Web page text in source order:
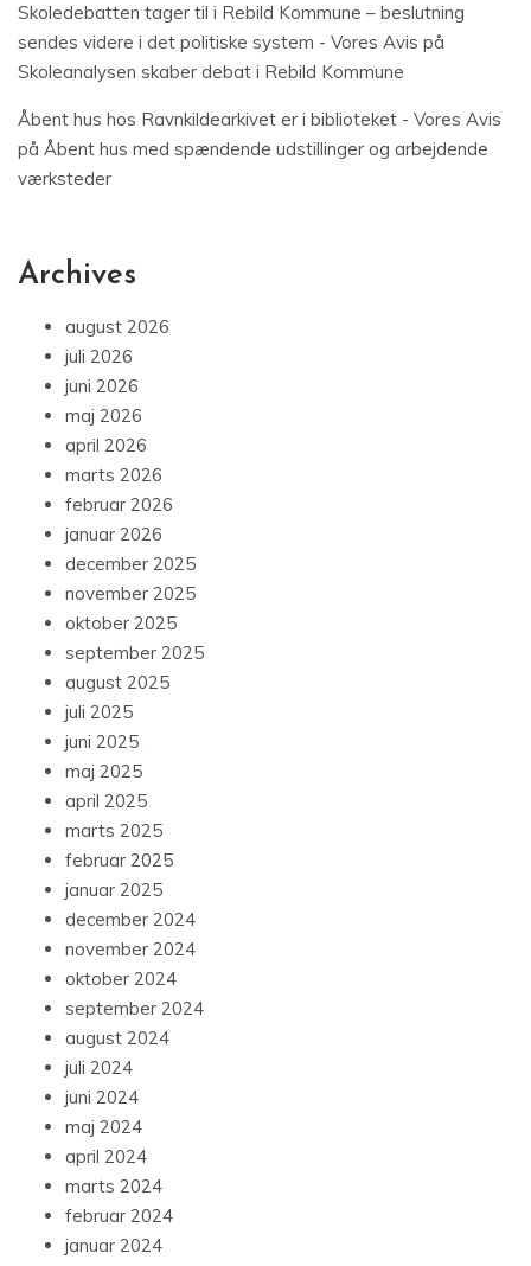
Skoledebatten tager til i Rebild Kommune – beslutning
sendes videre i det politiske system - Vores Avis på
Skoleanalysen skaber debat i Rebild Kommune
Åbent hus hos Ravnkildearkivet er i biblioteket - Vores Avis
på Åbent hus med spændende udstillinger og arbejdende
værksteder
Archives
august 2026
juli 2026
juni 2026
maj 2026
april 2026
marts 2026
februar 2026
januar 2026
december 2025
november 2025
oktober 2025
september 2025
august 2025
juli 2025
juni 2025
maj 2025
april 2025
marts 2025
februar 2025
januar 2025
december 2024
november 2024
oktober 2024
september 2024
august 2024
juli 2024
juni 2024
maj 2024
april 2024
marts 2024
februar 2024
januar 2024